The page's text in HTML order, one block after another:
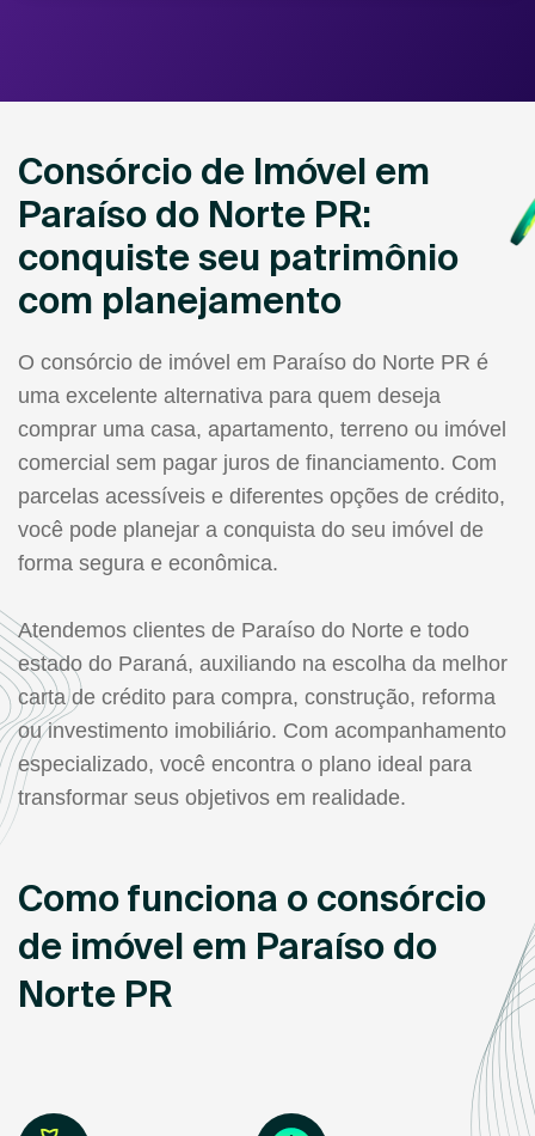
Consórcio de Imóvel em
Paraíso do Norte PR:
conquiste seu patrimônio
com planejamento
O consórcio de imóvel em Paraíso do Norte PR é
uma excelente alternativa para quem deseja
comprar uma casa, apartamento, terreno ou imóvel
comercial sem pagar juros de financiamento. Com
parcelas acessíveis e diferentes opções de crédito,
você pode planejar a conquista do seu imóvel de
forma segura e econômica.
Atendemos clientes de Paraíso do Norte e todo
estado do Paraná, auxiliando na escolha da melhor
carta de crédito para compra, construção, reforma
ou investimento imobiliário. Com acompanhamento
especializado, você encontra o plano ideal para
transformar seus objetivos em realidade.
Como funciona o consórcio
de imóvel em Paraíso do
Norte PR